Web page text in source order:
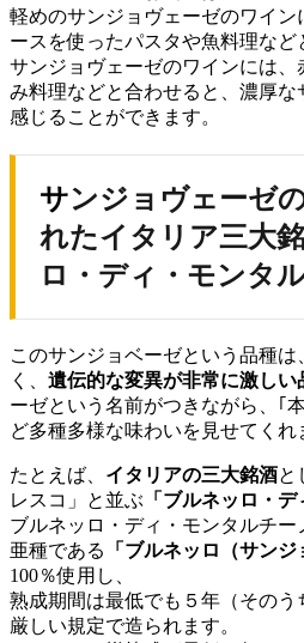
軽めのサンジョヴェーゼのワイ
ースを使ったパスタや魚料理な
サンジョヴェーゼのワインには
み料理などと合わせると、濃厚
感じることができます。
サンジョヴェーゼの亜種から生ま
れたイタリア三大
ロ・ディ・モンタ
このサンジョベーゼという品種
く、 遺伝的な変異が非常に激しい
ーゼという名前がつきながら、｢
ど多種多様な味わいを見せてくれ
たとえば、 イタリアの三大銘酒と
レスコ」と並ぶ 「ブルネッロ・
ブルネッロ・ディ・モンタルチ
亜種である
「ブルネッロ（サン
100％使用し、
熟成期間は最低でも５年（その
厳しい規定で造られます。